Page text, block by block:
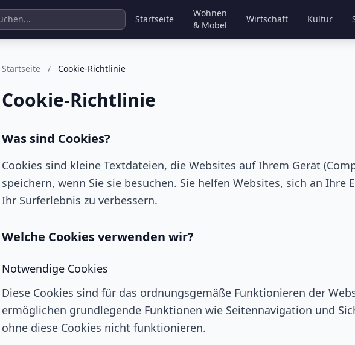
Startseite
Wohnen
& Möbel
Wirtschaft Kultur
Startseite / Cookie-Richtlinie
Cookie-Richtlinie
Was sind Cookies?
Cookies sind kleine Textdateien, die Websites auf Ihrem Gerät
speichern, wenn Sie sie besuchen. Sie helfen Websites, sich an Ihre
Ihr Surferlebnis zu verbessern.
Welche Cookies verwenden wir?
Notwendige Cookies
Diese Cookies sind für das ordnungsgemäße Funktionieren der
ermöglichen grundlegende Funktionen wie Seitennavigation und
ohne diese Cookies nicht funktionieren.